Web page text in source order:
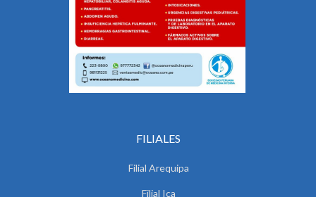
FILIALES
Filial Arequipa
Filial Ica